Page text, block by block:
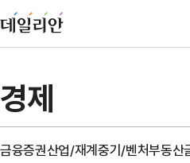
경제
금융증권산업/재계중기/벤처부동산